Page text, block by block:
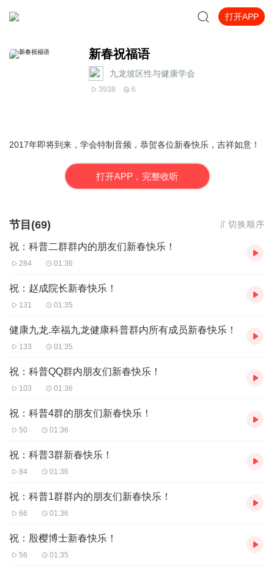
打开APP
新春祝福语
九龙坡区性与健康学会
3938 6
2017年即将到来，学会特制音频，恭贺各位新春快乐，吉祥如意！
打开APP，完整收听
节目(69) 切换顺序
祝：科普二群群内的朋友们新春快乐！
284 01:36
祝：赵成院长新春快乐！
131 01:35
健康九龙.幸福九龙健康科普群内所有成员新春快乐！
133 01:35
祝：科普QQ群内朋友们新春快乐！
103 01:36
祝：科普4群的朋友们新春快乐！
50 01:36
祝：科普3群新春快乐！
84 01:36
祝：科普1群群内的朋友们新春快乐！
66 01:36
祝：殷樱博士新春快乐！
56 01:35